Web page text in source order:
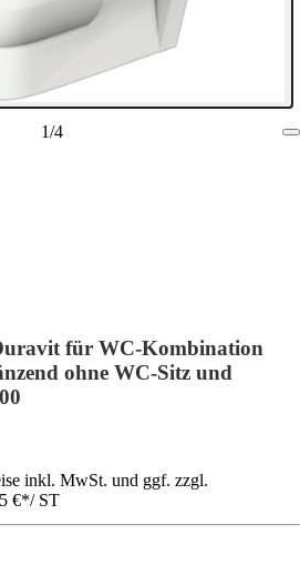
1/4
für WC-Kombination
ohne WC-Sitz und
inkl. MwSt. und ggf. zzgl.
€*/ ST